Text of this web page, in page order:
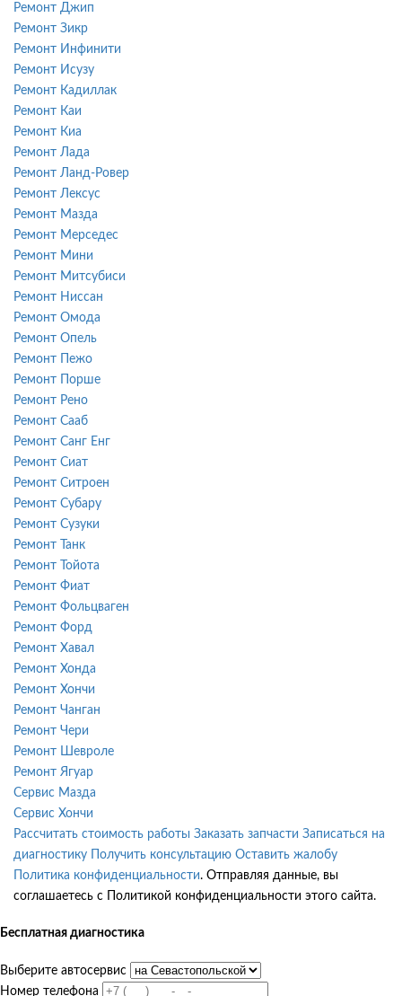
Ремонт Джип
Ремонт Зикр
Ремонт Инфинити
Ремонт Исузу
Ремонт Кадиллак
Ремонт Каи
Ремонт Киа
Ремонт Лада
Ремонт Ланд-Ровер
Ремонт Лексус
Ремонт Мазда
Ремонт Мерседес
Ремонт Мини
Ремонт Митсубиси
Ремонт Ниссан
Ремонт Омода
Ремонт Опель
Ремонт Пежо
Ремонт Порше
Ремонт Рено
Ремонт Сааб
Ремонт Санг Енг
Ремонт Сиат
Ремонт Ситроен
Ремонт Субару
Ремонт Сузуки
Ремонт Танк
Ремонт Тойота
Ремонт Фиат
Ремонт Фольцваген
Ремонт Форд
Ремонт Хавал
Ремонт Хонда
Ремонт Хончи
Ремонт Чанган
Ремонт Чери
Ремонт Шевроле
Ремонт Ягуар
Сервис Мазда
Сервис Хончи
Рассчитать стоимость работы Заказать запчасти Записаться на
диагностику
Получить консультацию Оставить жалобу
Политика конфиденциальности. Отправляя данные, вы
соглашаетесь с Политикой конфиденциальности этого сайта.
Бесплатная диагностика
Выберите автосервис
Номер телефона